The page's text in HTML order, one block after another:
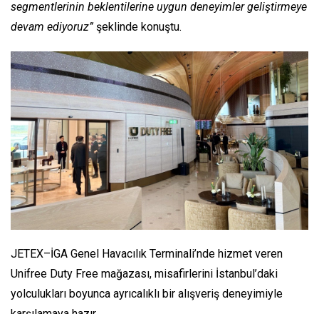
segmentlerinin beklentilerine uygun deneyimler geliştirmeye
devam ediyoruz”şeklinde konuştu.
JETEX–İGA Genel Havacılık Terminali’nde hizmet veren
Unifree Duty Free mağazası, misafirlerini İstanbul’daki
yolculukları boyunca ayrıcalıklı bir alışveriş deneyimiyle